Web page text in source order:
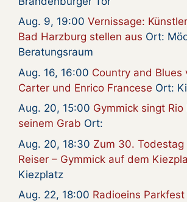
Aug. 9, 19:00 Vernissage:
Bad Harzburg stellen aus Ort:
Beratungsraum
Aug. 16, 16:00 Country and Blues
Carter und Enrico Francese Ort:
Aug. 20, 15:00 Gymmick singt Rio
seinem Grab Ort:
Aug. 20, 18:30 Zum 30. Todestag
Reiser – Gymmick auf dem
Kiezplatz
Aug. 22, 18:00 Radioeins Parkfest